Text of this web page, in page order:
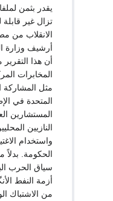
يقدر بثمن
تزال غير
الانقلاب من
أرشيف وزارة
أن هذا التقرير
المخابرات
مثل المشاركة
المتحدة في
المستشارين
النازيين
واستخدام
الحكومة.
سياق الحرب
أزمة النفط
من الاشتباك